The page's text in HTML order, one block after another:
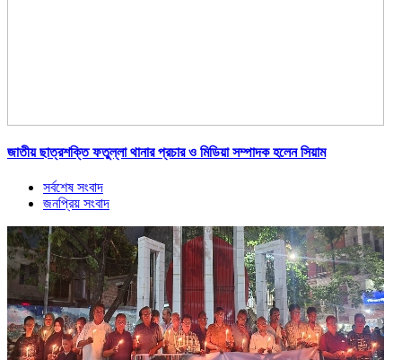
জাতীয় ছাত্রশক্তি ফতুল্লা থানার প্রচার ও মিডিয়া সম্পাদক হলেন সিয়াম
সর্বশেষ সংবাদ
জনপ্রিয় সংবাদ